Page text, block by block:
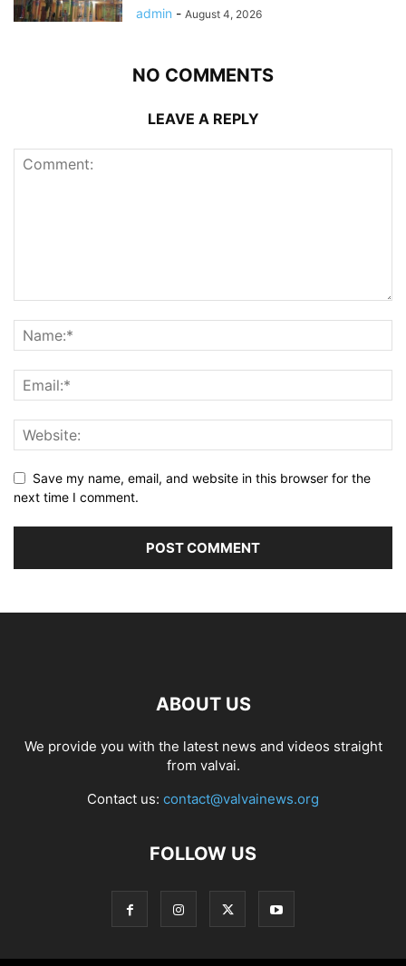
admin - August 4, 2026
NO COMMENTS
LEAVE A REPLY
Save my name, email, and website in this browser for the
next time I comment.
ABOUT US
We provide you with the latest news and videos straight
from valvai.
Contact us: contact@valvainews.org
FOLLOW US